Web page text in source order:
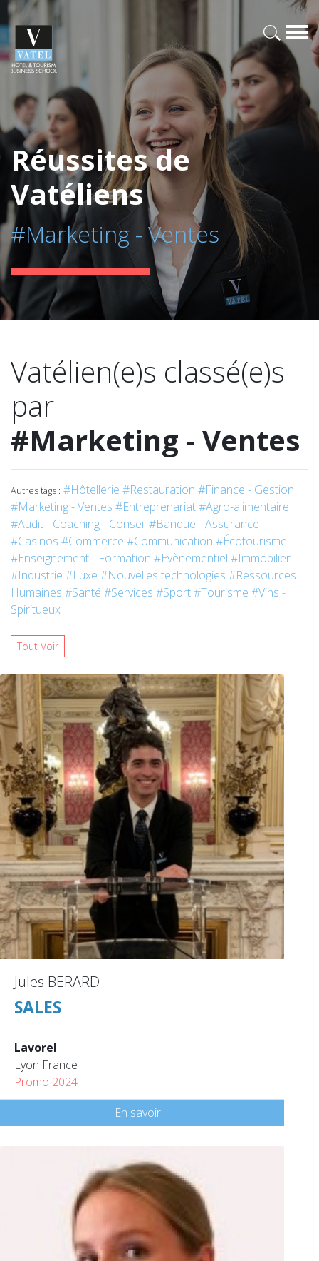
Réussites de
Vatéliens
#Marketing - Ventes
Vatélien(e)s classé(e)s
par
#Marketing - Ventes
Autres tags : #Hôtellerie #Restauration #Finance - Gestion
#Marketing - Ventes #Entreprenariat#Agro-alimentaire
#Audit - Coaching - Conseil #Banque - Assurance
#Casinos #Commerce #Communication #Écotourisme
#Enseignement - Formation #Evènementiel #Immobilier
#Industrie #Luxe #Nouvelles technologies #Ressources
Humaines #Santé #Services #Sport#Tourisme #Vins -
Spiritueux
Tout Voir
Jules BERARD
SALES
Lavorel
Lyon France
Promo 2024
En savoir +